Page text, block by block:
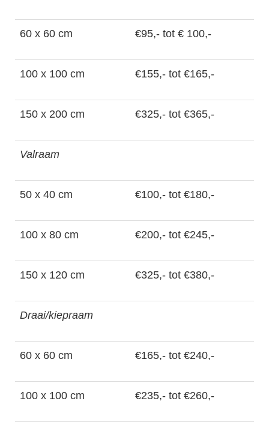
60 x 60 cm €95,- tot € 100,-
100 x 100 cm €155,- tot €165,-
150 x 200 cm €325,- tot €365,-
Valraam
50 x 40 cm €100,- tot €180,-
100 x 80 cm €200,- tot €245,-
150 x 120 cm €325,- tot €380,-
Draai/kiepraam
60 x 60 cm €165,- tot €240,-
100 x 100 cm €235,- tot €260,-